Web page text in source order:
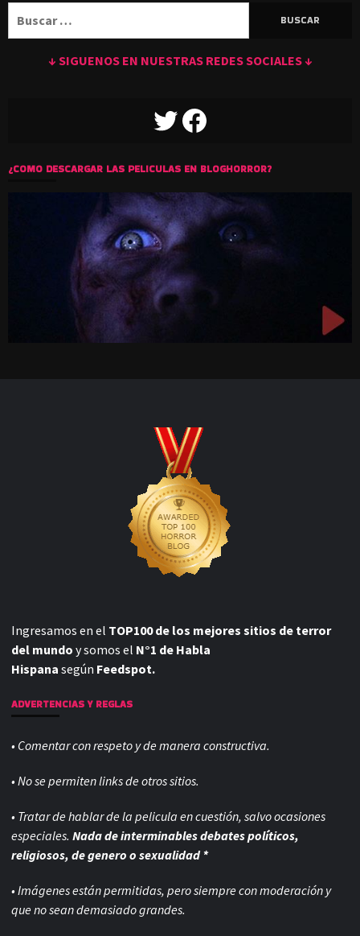
↓ SIGUENOS EN NUESTRAS REDES SOCIALES ↓
TWITTERFACEBOOK
¿COMO DESCARGAR LAS PELICULAS EN BLOGHORROR?
Ingresamos en el TOP100 de los mejores sitios de terror
del mundo y somos el N°1 de Habla
Hispana según Feedspot.
ADVERTENCIAS Y REGLAS
• Comentar con respeto y de manera constructiva.
• No se permiten links de otros sitios.
• Tratar de hablar de la pelicula en cuestión, salvo ocasiones
especiales. Nada de interminables debates políticos,
religiosos, de genero o sexualidad *
• Imágenes están permitidas, pero siempre conmoderación y
que no sean demasiado grandes.